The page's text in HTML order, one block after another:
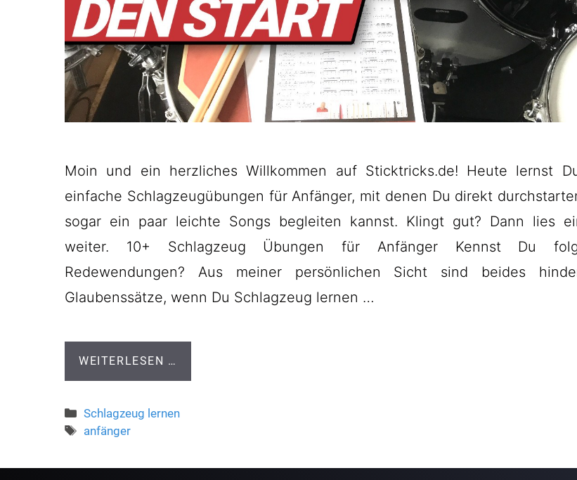
Moin und ein herzliches Willkommen auf Sticktricks.de! Heute lernst
einfache Schlagzeugübungen für Anfänger, mit denen Du direkt
sogar ein paar leichte Songs begleiten kannst. Klingt gut? Dann lies
weiter. 10+ Schlagzeug Übungen für Anfänger Kennst Du
Redewendungen? Aus meiner persönlichen Sicht sind beides
Glaubenssätze, wenn Du Schlagzeug lernen …
WEITERLESEN …
Kategorien
Schlagzeug lernen
Schlagwörter
anfänger